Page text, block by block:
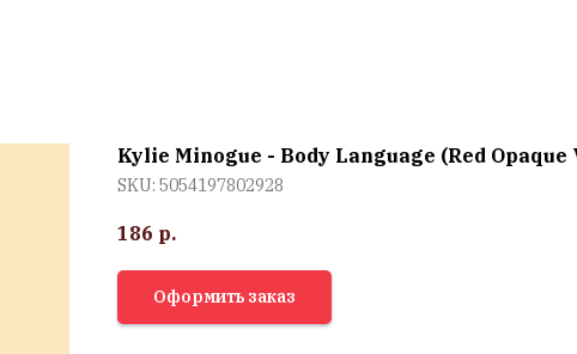
Kylie Minogue - Body Language (Red Opaque
SKU: 5054197802928
186 р.
Оформить заказ